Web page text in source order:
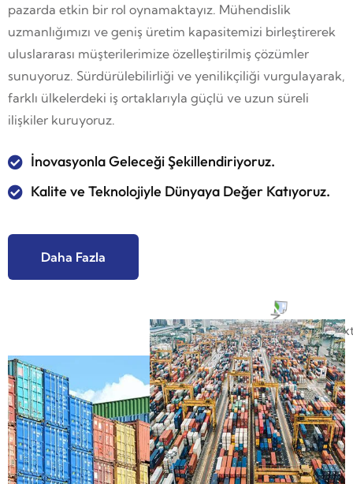
pazarda etkin bir rol oynamaktayız. Mühendislik
uzmanlığımızı ve geniş üretim kapasitemizi birleştirerek
uluslararası müşterilerimize özelleştirilmiş çözümler
sunuyoruz. Sürdürülebilirliği ve yenilikçiliği vurgulayarak,
farklı ülkelerdeki iş ortaklarıyla güçlü ve uzun süreli
ilişkiler kuruyoruz.
İnovasyonla Geleceği Şekillendiriyoruz.
Kalite ve Teknolojiyle Dünyaya Değer Katıyoruz.
Daha Fazla